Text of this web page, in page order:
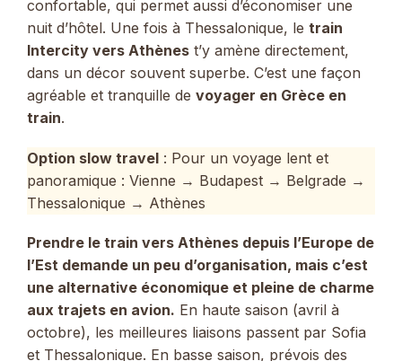
confortable, qui permet aussi d’économiser une
nuit d’hôtel. Une fois à Thessalonique, le train
Intercity vers Athènes t’y amène directement,
dans un décor souvent superbe. C’est une façon
agréable et tranquille de voyager en Grèce en
train.
Option slow travel : Pour un voyage lent et
panoramique : Vienne → Budapest → Belgrade →
Thessalonique → Athènes
Prendre le train vers Athènes depuis l’Europe de
l’Est demande un peu d’organisation, mais c’est
une alternative économique et pleine de charme
aux trajets en avion. En haute saison (avril à
octobre), les meilleures liaisons passent par Sofia
et Thessalonique. En basse saison, prévois des